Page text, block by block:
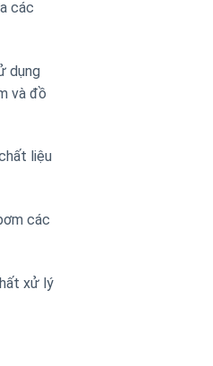
các
dụng
và đồ
liệu
các
xử lý